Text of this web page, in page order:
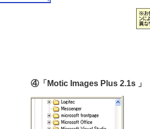
④「Motic Images Plus 2.1s 」